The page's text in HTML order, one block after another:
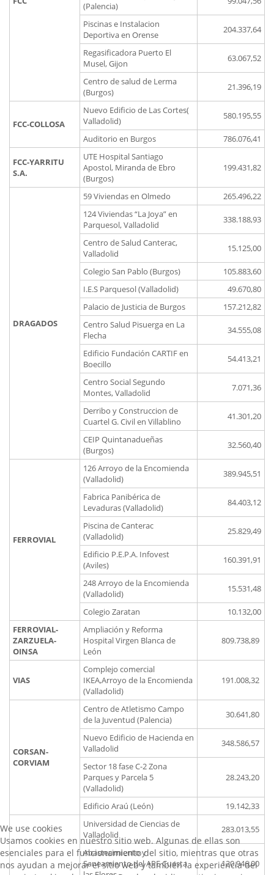
(Palencia)
Piscinas e Instalacion
Deportiva en Orense
204.337,64
Regasificadora Puerto El
Musel, Gijon
63.067,52
Centro de salud de Lerma
(Burgos)
21.396,19
FCC-COLLOSA
Nuevo Edificio de Las Cortes(
Valladolid)
580.195,55
Auditorio en Burgos 786.076,41
FCC-YARRITU
S.A.
UTE Hospital Santiago
Apostol, Miranda de Ebro
(Burgos)
199.431,82
DRAGADOS
59 Viviendas en Olmedo
265.496,22
124 Viviendas “La Joya” en
Parquesol, Valladolid
338.188,93
Centro de Salud Canterac,
Valladolid
15.125,00
Colegio San Pablo (Burgos)
105.883,60
I.E.S Parquesol (Valladolid)
49.670,80
Palacio de Justicia de Burgos
157.212,82
Centro Salud Pisuerga en La
Flecha
34.555,08
Edificio Fundación CARTIF en
Boecillo
54.413,21
Centro Social Segundo
Montes, Valladolid
7.071,36
Derribo y Construccion de
Cuartel G. Civil en Villablino
41.301,20
CEIP Quintanadueñas
(Burgos)
32.560,40
FERROVIAL
126 Arroyo de la Encomienda
(Valladolid)
389.945,51
Fabrica Panibérica de
Levaduras (Valladolid)
84.403,12
Piscina de Canterac
(Valladolid)
25.829,49
Edificio P.E.P.A. Infovest
(Aviles)
160.391,91
248 Arroyo de la Encomienda
(Valladolid)
15.531,48
Colegio Zaratan
10.132,00
FERROVIAL-
ZARZUELA-
OINSA
Ampliación y Reforma
Hospital Virgen Blanca de
León
809.738,89
VIAS
Complejo comercial
IKEA,Arroyo de la Encomienda
(Valladolid)
191.008,32
CORSAN-
CORVIAM
Centro de Atletismo Campo
de la Juventud (Palencia)
30.641,80
Nuevo Edificio de Hacienda en
Valladolid
348.586,57
Sector 18 fase C-2 Zona
Parques y Parcela 5
(Valladolid)
28.243,20
Edificio Araú (León) 19.142,33
Universidad de Ciencias de
Valladolid
283.013,55
Abastecimiento y
Saneamiento del APE Cuesta
120.946,00
We use cookies
Usamos cookies en nuestro sitio web. Algunas de ellas son
esenciales para el funcionamiento del sitio, mientras que otras
nos ayudan a mejorar el sitio web y también la experiencia del